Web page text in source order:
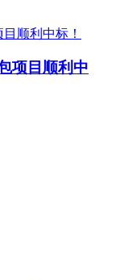
项目顺利中